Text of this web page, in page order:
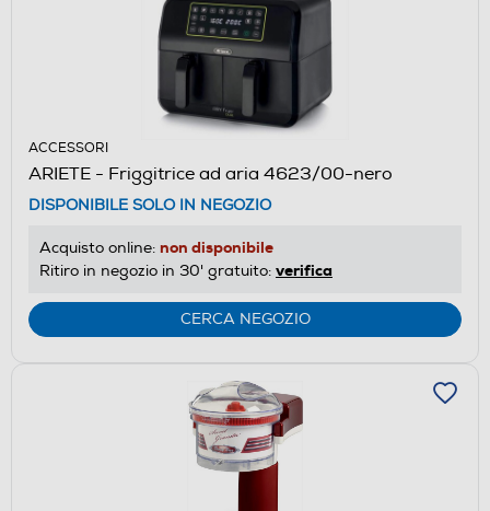
ACCESSORI
ARIETE - Friggitrice ad aria 4623/00-nero
DISPONIBILE SOLO IN NEGOZIO
Acquisto online: non disponibile
Ritiro in negozio in 30' gratuito: verifica
CERCA NEGOZIO